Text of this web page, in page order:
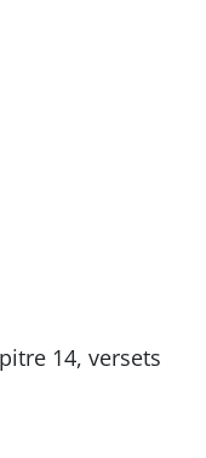
14, versets